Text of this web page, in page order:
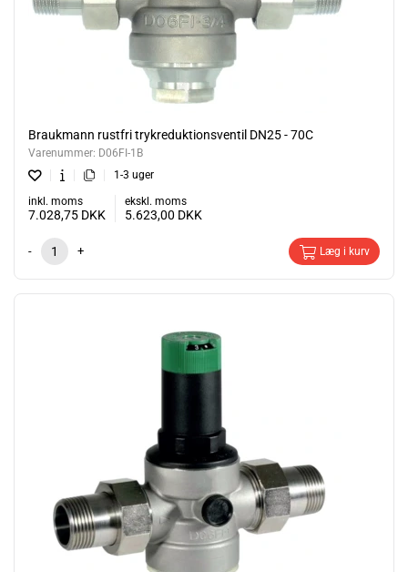
Braukmann rustfri trykreduktionsventil DN25 - 70C
Varenummer: D06FI-1B
1-3 uger
inkl. moms
7.028,75 DKK
ekskl. moms
5.623,00 DKK
- + Læg i kurv